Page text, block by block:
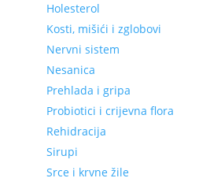
Holesterol
Kosti, mišići i zglobovi
Nervni sistem
Nesanica
Prehlada i gripa
Probiotici i crijevna flora
Rehidracija
Sirupi
Srce i krvne žile